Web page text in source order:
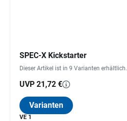
SPEC-X Kickstarter
Dieser Artikel ist in 9 Varianten erhältlich.
UVP 21,72 €
Varianten
VE 1